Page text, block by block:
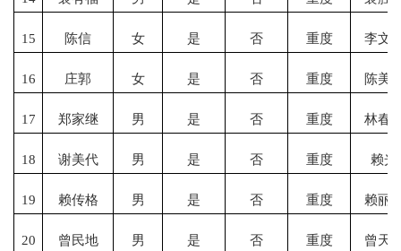
15 陈信 女 是 否 重度 李文
16 庄郭 女 是 否 重度 陈美
17 郑家继 男 是 否 重度 林春
18 谢美代 男 是 否 重度 赖光
19 赖传格 男 是 否 重度 赖丽
20 曾民地 男 是 否 重度 曾天